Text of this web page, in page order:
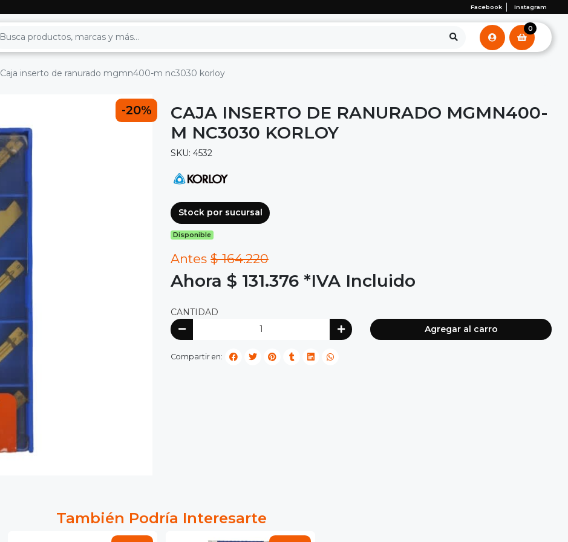
Facebook Instagram
0
Caja inserto de ranurado mgmn400-m nc3030 korloy
-20%
CAJA INSERTO DE RANURADO MGMN400-
M NC3030 KORLOY
SKU: 4532
Stock por sucursal
Disponible
Antes $ 164.220
Ahora $ 131.376 *IVA Incluido
CANTIDAD
Agregar al carro
Compartir en:
También Podría Interesarte